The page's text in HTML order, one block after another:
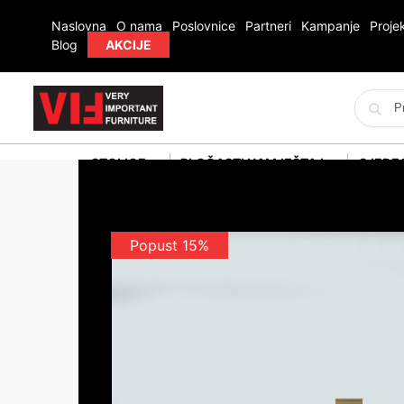
Naslovna O nama Poslovnice Partneri Kampanje
Blog
AKCIJE
STOLICE PLOČASTI NAMJEŠTAJ
Popust 15%